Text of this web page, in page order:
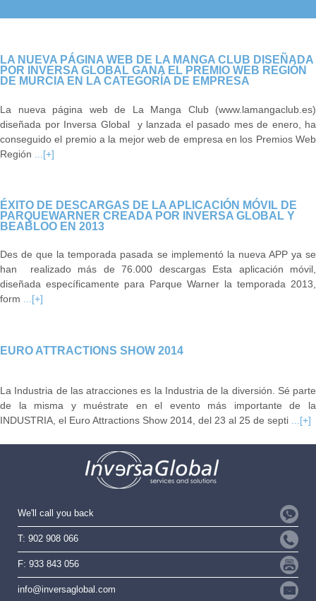
LA NUEVA PÁGINA WEB DE LA MANGA CLUB DISEÑADA
POR INVERSA GLOBAL GANA EL PREMIO WEB REGIÓN
DE MURCIA EN LA CATEGORÍA DE EMPRESA
La nueva página web de La Manga Club (www.lamangaclub.es)
diseñada por Inversa Global y lanzada el pasado mes de enero, ha
conseguido el premio a la mejor web de empresa en los Premios Web
Región
...[+]
ÉXITO DE DESCARGAS DE LA APLICACIÓN MÓVIL DE
PARQUEWARNER CREADA POR INVERSA GLOBAL Y
BEABLOO EN 2013
Des de que la temporada pasada se implementó la nueva APP ya se
han realizado más de 76.000 descargas Esta aplicación móvil,
diseñada específicamente para Parque Warner la temporada 2013,
form ...[+]
EURO ATTRACTIONS SHOW 2014
La Industria de las atracciones es la Industria de la diversión. Sé parte
de la misma y muéstrate en el evento más importante de la
INDUSTRIA, el Euro Attractions Show 2014, del 23 al 25 de septi
...[+]
We'll call you back
T: 902 908 066
F: 933 843 056
info@inversaglobal.com